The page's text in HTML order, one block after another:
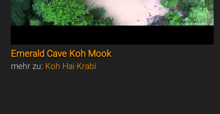
Emerald Cave Koh Mook
mehr zu: Koh Hai Krabi